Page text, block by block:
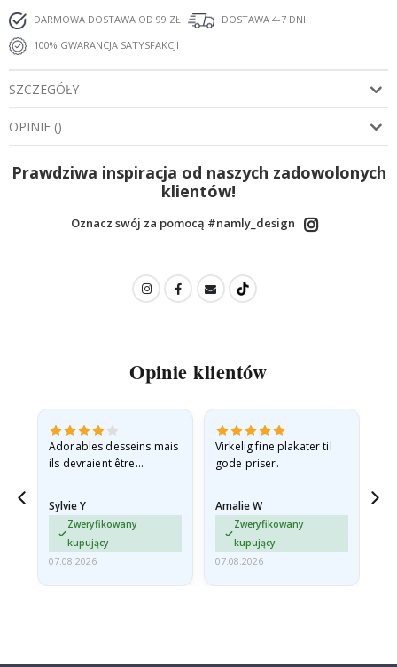
DARMOWA DOSTAWA OD 99 ZŁ
DOSTAWA 4-7 DNI
100% GWARANCJA SATYSFAKCJI
SZCZEGÓŁY
OPINIE ()
Prawdziwa inspiracja od naszych zadowolonych
klientów!
Oznacz swój za pomocą #namly_design
Opinie klientów
Adorables desseins mais
ils devraient être
enveloppe rigide car ils
sont arrivés roulés et un…
Sylvie Y
Zweryfikowany
kupujący
07.08.2026
Virkelig fine plakater til
gode priser.
Amalie W
Zweryfikowany
kupujący
07.08.2026